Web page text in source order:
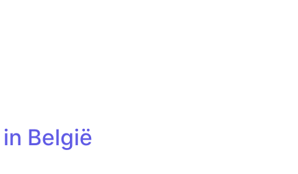
België